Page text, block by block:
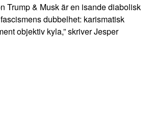
Trump & Musk är en isande diabolisk
dubbelhet: karismatisk
objektiv kyla,” skriver Jesper